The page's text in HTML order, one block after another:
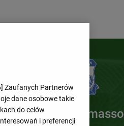
Apollon Limassol
] Zaufanych Partnerów
dane osobowe takie
do celów
i preferencji